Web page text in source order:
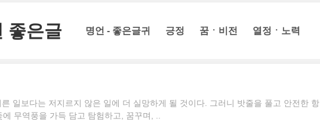
좋은글 명언 - 좋은글귀 긍정 꿈ㆍ비전 열정ㆍ노력
일보다는 저지르지 않은 일에 더 실망하게 될 것이다. 그러니 밧줄을 풀고 안전한 항
무역풍을 가득 담고 탐험하고, 꿈꾸며, ..